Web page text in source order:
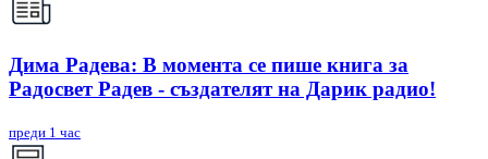
Дима Радева: В момента се пише книга за
Радосвет Радев - създателят на Дарик радио!
преди 1 час